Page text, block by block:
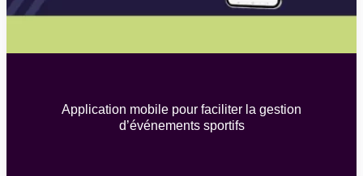
Application mobile pour faciliter la gestion
d’événements sportifs